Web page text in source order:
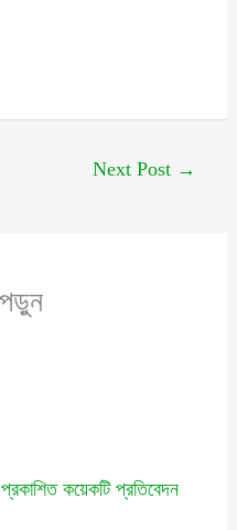
Next Post →
কয়েকটি প্রতিবেদন